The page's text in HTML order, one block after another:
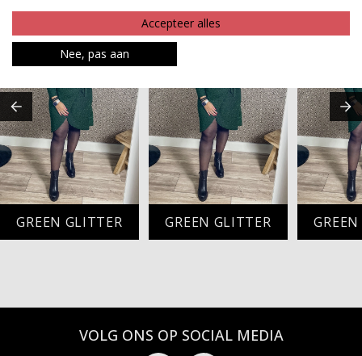
GREEN GLITTER GREEN GLITTER
VOLG ONS OP SOCIAL MEDIA
Accepteer alles
Nee, pas aan